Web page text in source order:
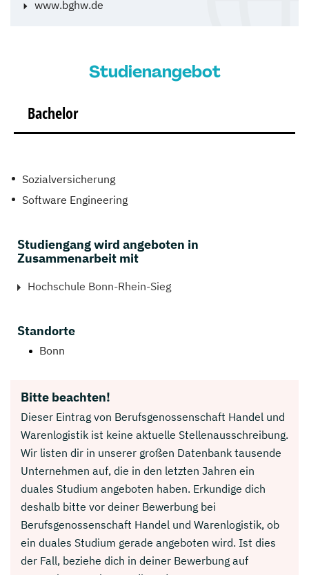
www.bghw.de
Studienangebot
Bachelor
Sozialversicherung
Software Engineering
Studiengang wird angeboten in
Zusammenarbeit mit
Hochschule Bonn-Rhein-Sieg
Standorte
Bonn
Bitte beachten!
Dieser Eintrag von Berufsgenossenschaft Handel und
Warenlogistik ist keine aktuelle Stellenausschreibung.
Wir listen dir in unserer großen Datenbank tausende
Unternehmen auf, die in den letzten Jahren ein
duales Studium angeboten haben. Erkundige dich
deshalb bitte vor deiner Bewerbung bei
Berufsgenossenschaft Handel und Warenlogistik, ob
ein duales Studium gerade angeboten wird. Ist dies
der Fall, beziehe dich in deiner Bewerbung auf